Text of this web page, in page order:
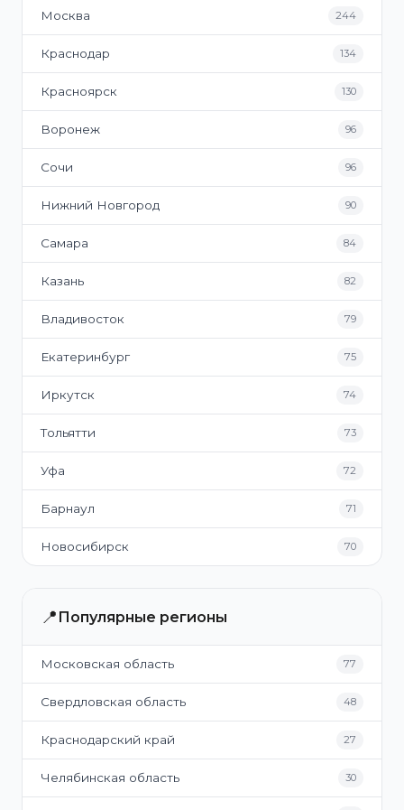
Москва 244
Краснодар 134
Красноярск 130
Воронеж 96
Сочи 96
Нижний Новгород 90
Самара 84
Казань 82
Владивосток 79
Екатеринбург 75
Иркутск 74
Тольятти 73
Уфа 72
Барнаул 71
Новосибирск 70
📍 Популярные регионы
Московская область 77
Свердловская область 48
Краснодарский край 27
Челябинская область 30